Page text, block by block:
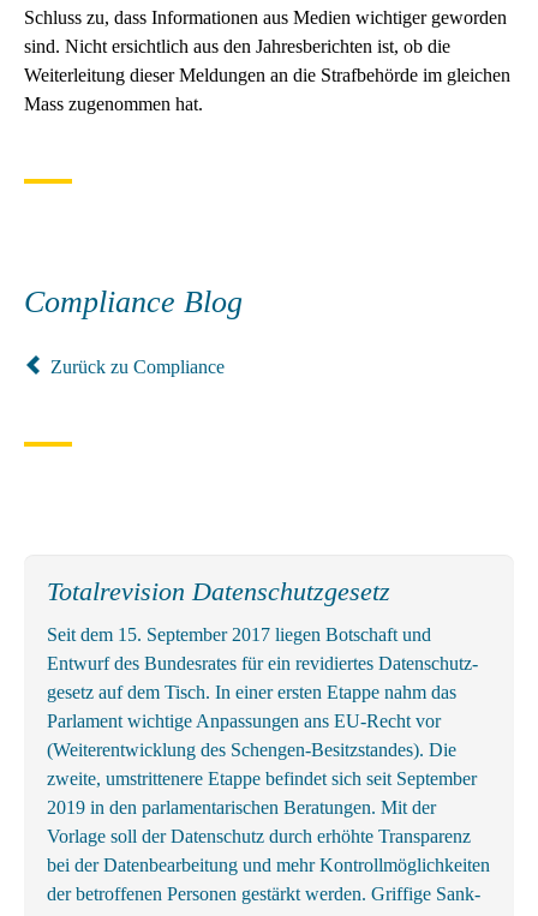
Schluss zu, dass Informationen aus Medien wichtiger geworden
sind. Nicht ersichtlich aus den Jahresberichten ist, ob die
Weiterleitung dieser Meldungen an die Strafbehörde im gleichen
Mass zugenommen hat.
Compliance Blog
Zurück zu Compliance
Totalrevision Datenschutzgesetz
Seit dem 15. September 2017 liegen Botschaft und
Entwurf des Bundes­rates für ein revidiertes Daten­schutz­
gesetz auf dem Tisch. In einer ersten Etappe nahm das
Parlament wichtige An­passungen ans EU-Recht vor
(Weiter­entwicklung des Schengen-Besitz­standes). Die
zweite, um­strittenere Etappe befindet sich seit September
2019 in den parlamentarischen Beratungen. Mit der
Vorlage soll der Datenschutz durch erhöhte Transparenz
bei der Datenbearbeitung und mehr Kontrollmöglichkeiten
der betroffenen Personen gestärkt werden. Griffige Sank­